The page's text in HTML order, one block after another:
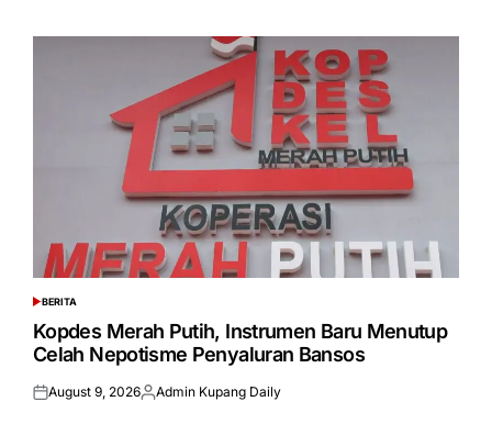
POSTED
IN
BERITA
Kopdes Merah Putih, Instrumen Baru Menutup
Celah Nepotisme Penyaluran Bansos
Posted
August 9, 2026Posted
Admin Kupang Daily